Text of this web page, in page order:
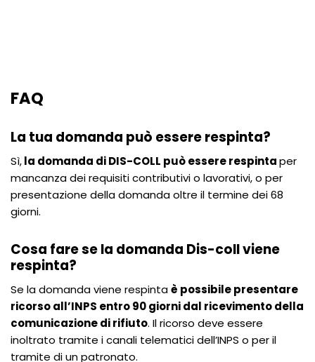
FAQ
La tua domanda può essere respinta?
Sì,la domanda di DIS-COLL può essere respintaper
mancanza dei requisiti contributivi o lavorativi, o per
presentazione della domanda oltre il termine dei 68
giorni.
Cosa fare se la domanda Dis-coll viene
respinta?
Se la domanda viene respintaè possibile presentare
ricorso all’INPS entro 90 giorni dal ricevimento della
comunicazione di rifiuto. Il ricorso deve essere
inoltrato tramite i canali telematici dell’INPS o per il
tramite di un patronato.